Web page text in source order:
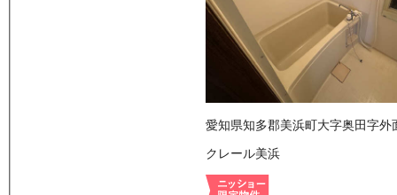
愛知県知多郡美浜町大字奥田字外
クレール美浜